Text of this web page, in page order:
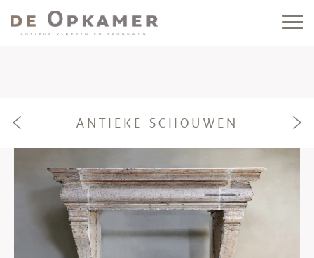
e f
ANTIEKE SCHOUWEN